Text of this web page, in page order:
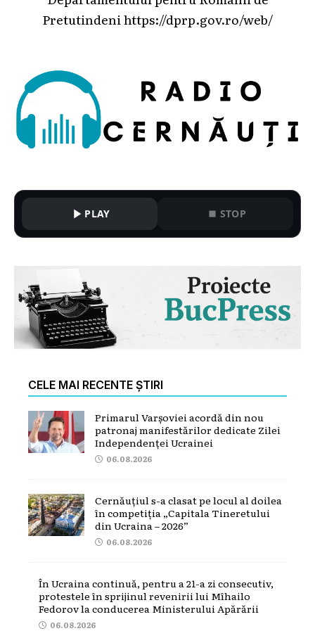
Pretutindeni https://dprp.gov.ro/web/
PLAY STOP
CELE MAI RECENTE ȘTIRI
Primarul Varșoviei acordă din nou
patronaj manifestărilor dedicate Zilei
Independenței Ucrainei
06.08.2026
Cernăuțiul s-a clasat pe locul al doilea
în competiția „Capitala Tineretului
din Ucraina – 2026”
06.08.2026
În Ucraina continuă, pentru a 21-a zi consecutiv,
protestele în sprijinul revenirii lui Mîhailo
Fedorov la conducerea Ministerului Apărării
06.08.2026